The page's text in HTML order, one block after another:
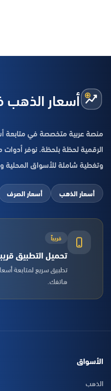
أسعار
منصة عربية متخصصة في متابعة
الرقمية لحظة بلحظة. نوفر أدوات
وتغطية شاملة للأسواق المحلية
أسعار الذهب أسعار الصرف
قريباً
تحميل التطبيق
تطبيق سريع لمتابعة
هاتفك.
الأسواق
الذهب